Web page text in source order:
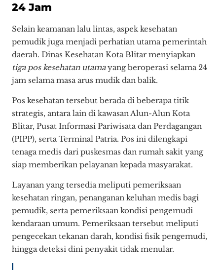
24 Jam
Selain keamanan lalu lintas, aspek kesehatan
pemudik juga menjadi perhatian utama pemerintah
daerah. Dinas Kesehatan Kota Blitar menyiapkan
tiga pos kesehatan utamayang beroperasi selama 24
jam selama masa arus mudik dan balik.
Pos kesehatan tersebut berada di beberapa titik
strategis, antara lain di kawasan Alun-Alun Kota
Blitar, Pusat Informasi Pariwisata dan Perdagangan
(PIPP), serta Terminal Patria. Pos ini dilengkapi
tenaga medis dari puskesmas dan rumah sakit yang
siap memberikan pelayanan kepada masyarakat.
Layanan yang tersedia meliputi pemeriksaan
kesehatan ringan, penanganan keluhan medis bagi
pemudik, serta pemeriksaan kondisi pengemudi
kendaraan umum. Pemeriksaan tersebut meliputi
pengecekan tekanan darah, kondisi fisik pengemudi,
hingga deteksi dini penyakit tidak menular.